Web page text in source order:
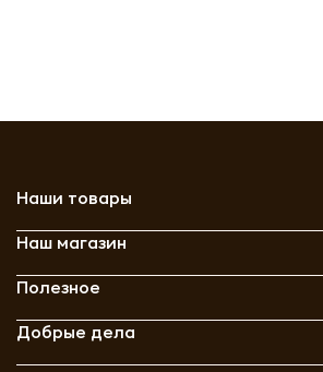
Наши товары
Наш магазин
Полезное
Добрые дела